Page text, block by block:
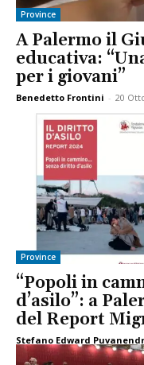
Province
A Palermo il
educativa:
per i giovani”
Benedetto Frontini - 20
Province
“Popoli in
d’asilo”: a
del Report
Stefano Edward